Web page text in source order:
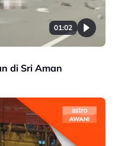
01:02
di Sri Aman